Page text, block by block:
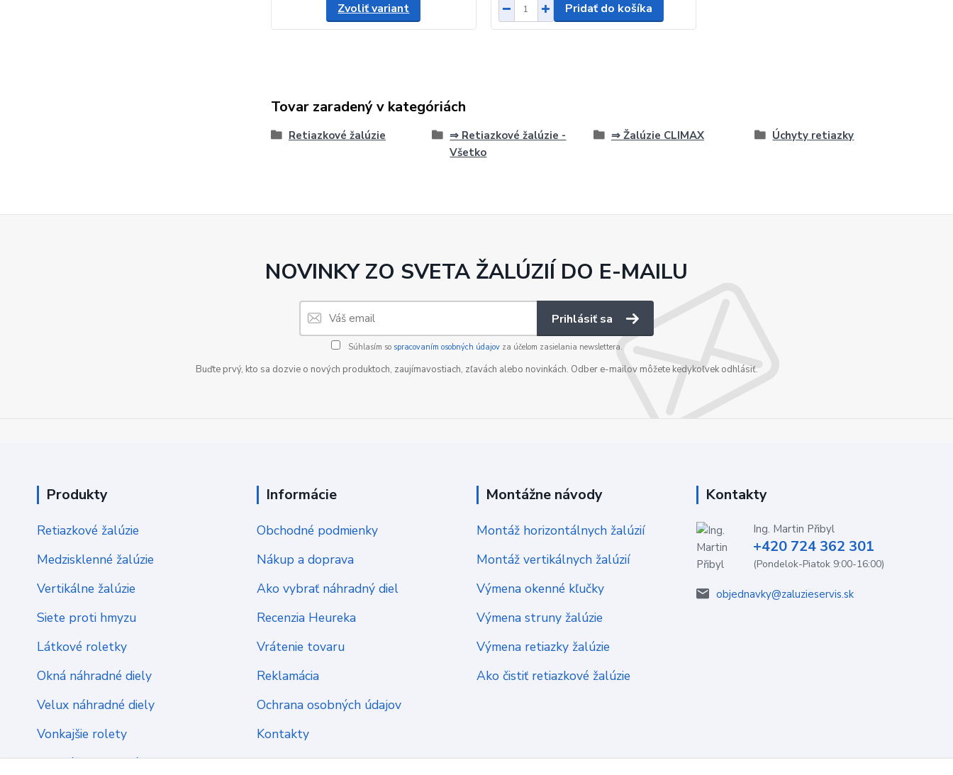
Zvoliť variant Pridať do košíka
Tovar zaradený v kategóriách
Retiazkové žalúzie
⇒ Retiazkové žalúzie -
Všetko
⇒ Žalúzie CLIMAX Úchyty retiazky
NOVINKY ZO SVETA ŽALÚZIÍ DO E-MAILU
Prihlásiť sa
Súhlasím so spracovaním osobných údajovza účelom zasielania newslettera.
Buďte prvý, kto sa dozvie o nových produktoch, zaujímavostiach, zľavách alebo novinkách. Odber e-mailov môžete kedykoľvek odhlásiť.
Produkty
Retiazkové žalúzie
Medzisklenné žalúzie
Vertikálne žalúzie
Siete proti hmyzu
Látkové roletky
Okná náhradné diely
Velux náhradné diely
Vonkajšie rolety
Montážny materiál
Informácie
Obchodné podmienky
Nákup a doprava
Ako vybrať náhradný diel
Recenzia Heureka
Vrátenie tovaru
Reklamácia
Ochrana osobných údajov
Kontakty
Montážne návody
Montáž horizontálnych žalúzií
Montáž vertikálnych žalúzií
Výmena okenné kľučky
Výmena struny žalúzie
Výmena retiazky žalúzie
Ako čistiť retiazkové žalúzie
Kontakty
Ing. Martin Přibyl
+420 724 362 301
(Pondelok-Piatok 9:00-16:00)
objednavky@zaluzieservis.sk